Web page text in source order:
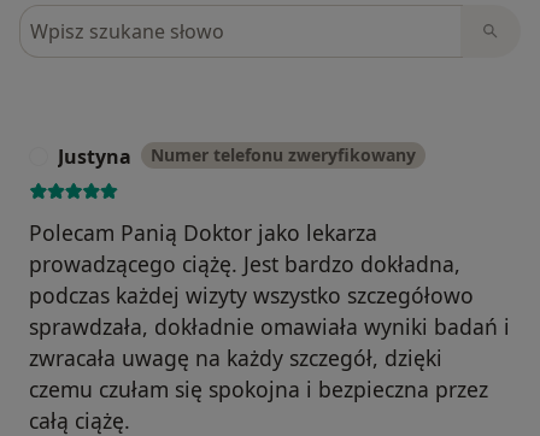
Szukaj w opiniach
Justyna Numer telefonu zweryfikowany
Polecam Panią Doktor jako lekarza
prowadzącego ciążę. Jest bardzo dokładna,
podczas każdej wizyty wszystko szczegółowo
sprawdzała, dokładnie omawiała wyniki badań i
zwracała uwagę na każdy szczegół, dzięki
czemu czułam się spokojna i bezpieczna przez
całą ciążę.